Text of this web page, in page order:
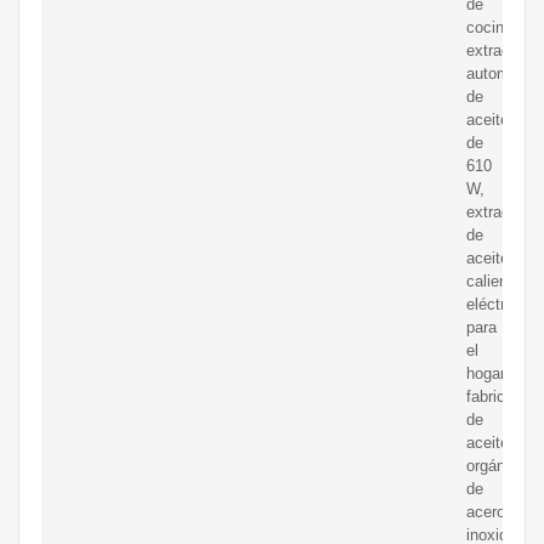
de
cocina,
extractor
automático
de
aceite
de
610
W,
extractor
de
aceite
caliente
eléctrico
para
el
hogar,
fabricante
de
aceite
orgánico
de
acero
inoxidable